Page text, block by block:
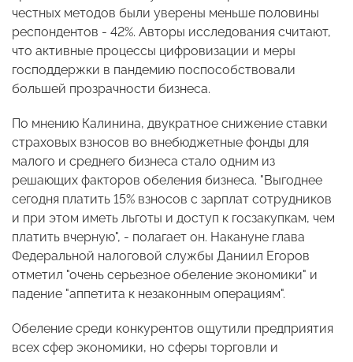
честных методов были уверены меньше половины
респондентов - 42%. Авторы исследования считают,
что активные процессы цифровизации и меры
господдержки в пандемию поспособствовали
большей прозрачности бизнеса.
По мнению Калинина, двукратное снижение ставки
страховых взносов во внебюджетные фонды для
малого и среднего бизнеса стало одним из
решающих факторов обеления бизнеса. "Выгоднее
сегодня платить 15% взносов с зарплат сотрудников
и при этом иметь льготы и доступ к госзакупкам, чем
платить вчерную", - полагает он. Накануне глава
Федеральной налоговой службы Даниил Егоров
отметил "очень серьезное обеление экономики" и
падение "аппетита к незаконным операциям".
Обеление среди конкурентов ощутили предприятия
всех сфер экономики, но сферы торговли и